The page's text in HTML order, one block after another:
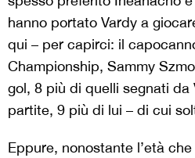
hanno portato Vardy a
qui – per capirci: il
Championship, Sammy
gol, 8 più di quelli segnati da
partite, 9 più di lui – di cui
Eppure, nonostante l’età